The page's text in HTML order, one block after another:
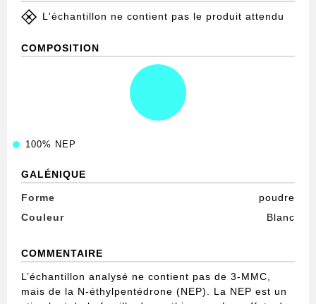
L'échantillon ne contient pas le produit attendu
COMPOSITION
100% NEP
GALÉNIQUE
Forme
poudre
Couleur
Blanc
COMMENTAIRE
L’échantillon analysé ne contient pas de 3-MMC,
mais de la N-éthylpentédrone (NEP). La NEP est un